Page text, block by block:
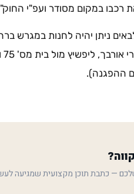
במקום מסודר ועפ"י
ההפגנה).
— כתבת תוכן מקצועית שמגיעה